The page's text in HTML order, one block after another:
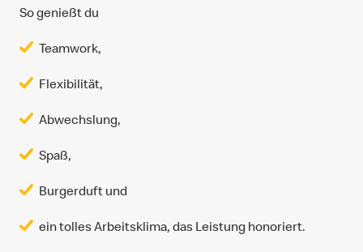
So genießt du
Teamwork,
Flexibilität,
Abwechslung,
Spaß,
Burgerduft und
ein tolles Arbeitsklima, das Leistung honoriert.